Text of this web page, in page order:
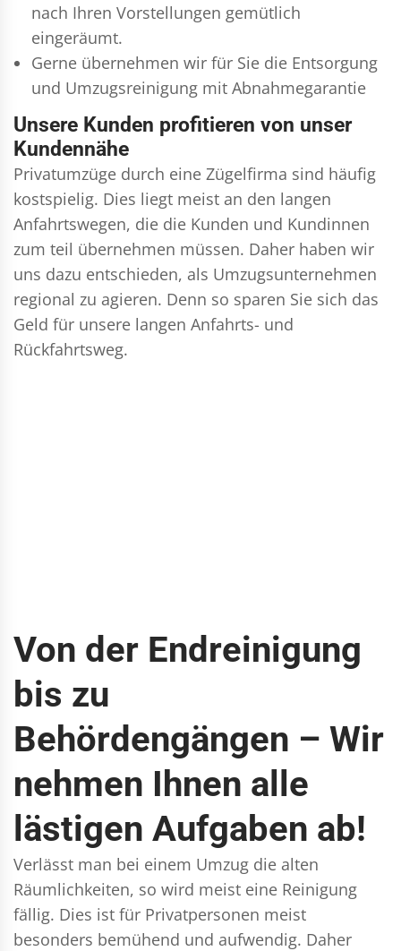
nach Ihren Vorstellungen gemütlich
eingeräumt.
Gerne übernehmen wir für Sie die Entsorgung
und Umzugsreinigung mit Abnahmegarantie
Unsere Kunden profitieren von unser
Kundennähe
Privatumzüge durch eine Zügelfirma sind häufig
kostspielig. Dies liegt meist an den langen
Anfahrtswegen, die die Kunden und Kundinnen
zum teil übernehmen müssen. Daher haben wir
uns dazu entschieden, als Umzugsunternehmen
regional zu agieren. Denn so sparen Sie sich das
Geld für unsere langen Anfahrts- und
Rückfahrtsweg.
Von der Endreinigung
bis zu
Behördengängen – Wir
nehmen Ihnen alle
lästigen Aufgaben ab!
Verlässt man bei einem Umzug die alten
Räumlichkeiten, so wird meist eine Reinigung
fällig. Dies ist für Privatpersonen meist
besonders bemühend und aufwendig. Daher